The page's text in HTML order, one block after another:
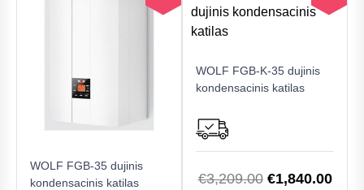
WOLF FGB-35 dujinis
kondensacinis katilas
WOLF FGB-K-35 dujinis
kondensacinis katilas
€3,209.00 Original
€1,840.00